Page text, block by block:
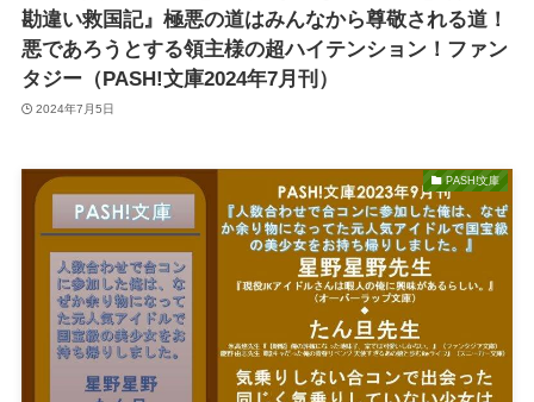
勘違い救国記』極悪の道はみんなから尊敬される道！
悪であろうとする領主様の超ハイテンション！ファン
タジー（PASH!文庫2024年7月刊）
2024年7月5日
PASH!文庫